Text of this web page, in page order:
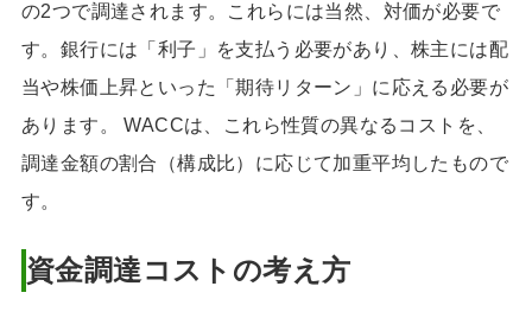
の2つで調達されます。これらには当然、対価が必要で
す。銀行には「利子」を支払う必要があり、株主には配
当や株価上昇といった「期待リターン」に応える必要が
あります。 WACCは、これら性質の異なるコストを、
調達金額の割合（構成比）に応じて加重平均したもので
す。
資金調達コストの考え方